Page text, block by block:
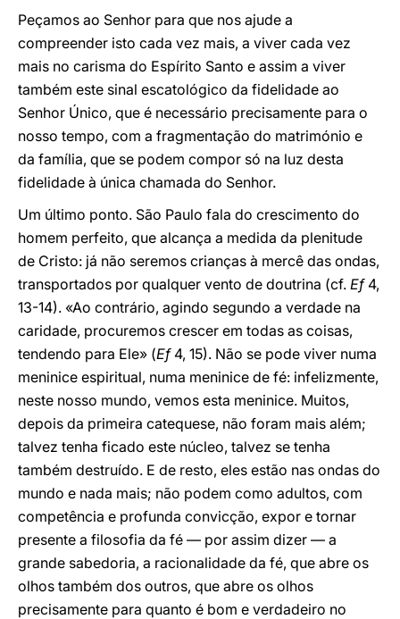
Peçamos ao Senhor para que nos ajude a
compreender isto cada vez mais, a viver cada vez
mais no carisma do Espírito Santo e assim a viver
também este sinal escatológico da fidelidade ao
Senhor Único, que é necessário precisamente para o
nosso tempo, com a fragmentação do matrimónio e
da família, que se podem compor só na luz desta
fidelidade à única chamada do Senhor.
Um último ponto. São Paulo fala do crescimento do
homem perfeito, que alcança a medida da plenitude
de Cristo: já não seremos crianças à mercê das ondas,
transportados por qualquer vento de doutrina (cf. Ef 4,
13-14). «Ao contrário, agindo segundo a verdade na
caridade, procuremos crescer em todas as coisas,
tendendo para Ele» (Ef4, 15). Não se pode viver numa
meninice espiritual, numa meninice de fé: infelizmente,
neste nosso mundo, vemos esta meninice. Muitos,
depois da primeira catequese, não foram mais além;
talvez tenha ficado este núcleo, talvez se tenha
também destruído. E de resto, eles estão nas ondas do
mundo e nada mais; não podem como adultos, com
competência e profunda convicção, expor e tornar
presente a filosofia da fé — por assim dizer — a
grande sabedoria, a racionalidade da fé, que abre os
olhos também dos outros, que abre os olhos
precisamente para quanto é bom e verdadeiro no